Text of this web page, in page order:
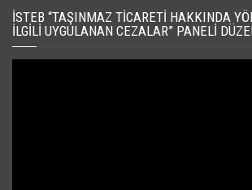
İSTEB “TAŞINMAZ TICARETI HAKKINDA
İLGILI UYGULANAN CEZALAR” PANELI